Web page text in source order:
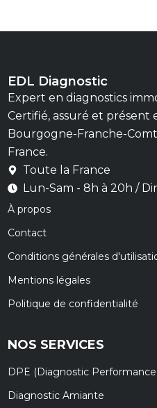
EDL Diagnostic
Expert en diagnostics
Certifié, assuré et présent
Bourgogne-Franche-
France.
Toute la France
Lun-Sam - 8h à 20h /
À propos
Contact
Conditions générales
Mentions légales
Politique de confidentialité
NOS SERVICES
DPE (Diagnostic
Diagnostic Amiante